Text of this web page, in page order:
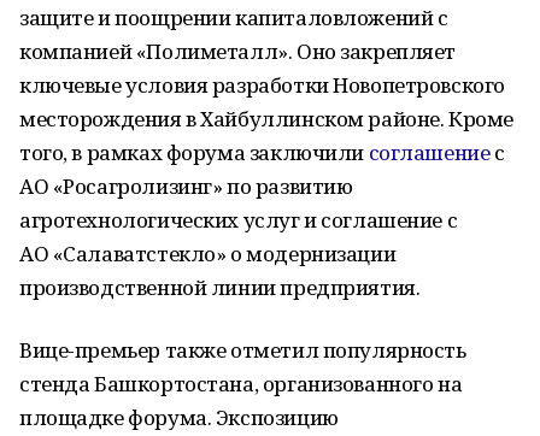
защите и поощрении капиталовложений с
компанией «Полиметалл». Оно закрепляет
ключевые условия разработки Новопетровского
месторождения в Хайбуллинском районе. Кроме
того, в рамках форума заключили соглашениес
АО «Росагролизинг» по развитию
агротехнологических услуг и соглашение с
АО «Салаватстекло» о модернизации
производственной линии предприятия.
Вице-премьер также отметил популярность
стенда Башкортостана, организованного на
площадке форума. Экспозицию